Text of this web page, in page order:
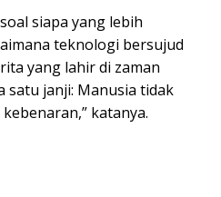
siapa yang lebih
teknologi bersujud
yang lahir di zaman
satu janji: Manusia tidak
katanya.